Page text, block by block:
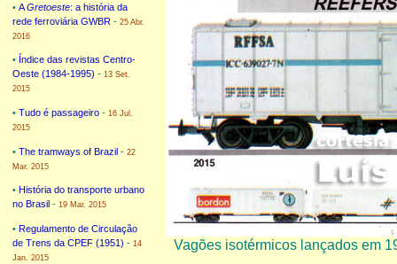
• AGretoeste: a história da
rede ferroviária GWBR - 25 Abr.
2016
• Índice das revistas Centro-
Oeste (1984-1995) - 13 Set.
2015
• Tudo é passageiro - 16 Jul.
2015
• The tramways of Brazil - 22
Mar. 2015
• História do transporte urbano
no Brasil - 19 Mar. 2015
• Regulamento de Circulação
de Trens da CPEF (1951) - 14
Jan. 2015
Vagões isotérmicos lançados em